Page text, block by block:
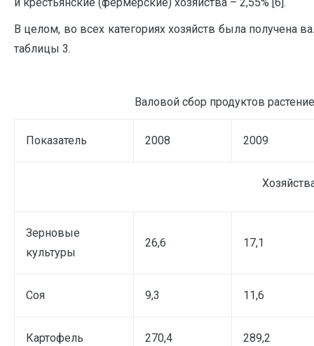
В целом, во всех категориях хозяйств была получена
таблицы 3.
Валовой сбор продуктов
Показатель 2008 2009
Зерновые
культуры
26,6 17,1
Соя 9,3 11,6
Картофель 270,4 289,2